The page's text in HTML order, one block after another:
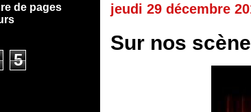
jeudi 29 décembre
Sur nos
de pages
5